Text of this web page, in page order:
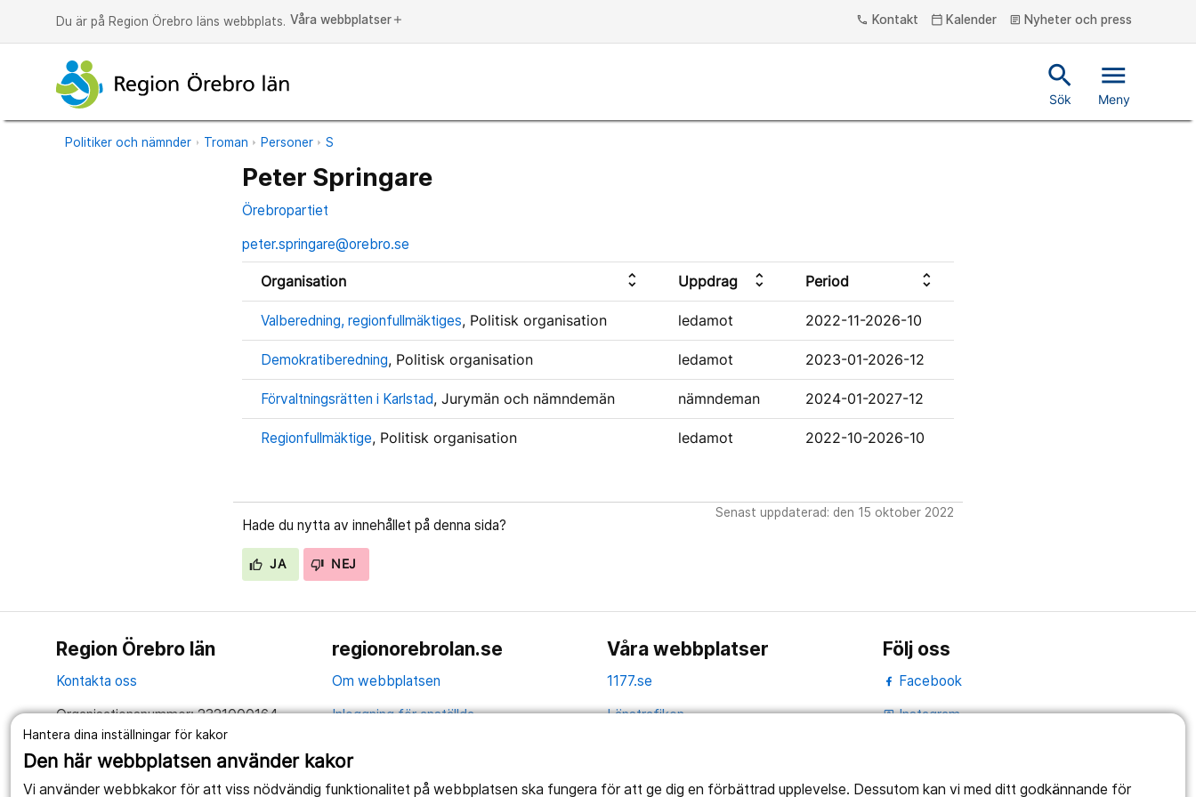
Hantera dina inställningar för kakor
Den här webbplatsen använder kakor
Vi använder webbkakor för att viss nödvändig funktionalitet på webbplatsen ska fungera för att ge dig en förbättrad upplevelse. Dessutom kan vi med ditt godkännande för
Du är på Region Örebro läns webbplats. Våra webbplatser add phone Kontakt calendar_today Kalender article Nyheter och press
search
Sök
menu
Meny
Politiker och nämnder Troman Personer S
Peter Springare
Örebropartiet
peter.springare@orebro.se
Organisation unfold_more Uppdrag unfold_more Period unfold_more
Valberedning, regionfullmäktiges, Politisk organisation ledamot 2022-11-2026-10
Demokratiberedning, Politisk organisation ledamot 2023-01-2026-12
Förvaltningsrätten i Karlstad, Jurymän och nämndemän nämndeman 2024-01-2027-12
Regionfullmäktige, Politisk organisation ledamot 2022-10-2026-10
Hade du nytta av innehållet på denna sida?
JA NEJ
Senast uppdaterad: den 15 oktober 2022
Region Örebro län
Kontakta oss
Organisationsnummer: 2321000164
regionorebrolan.se
Om webbplatsen
Inloggning för anställda
Anslagstavla
Våra webbplatser
1177.se
Länstrafiken
Utveckling
Följ oss
Facebook
portraitInstagram